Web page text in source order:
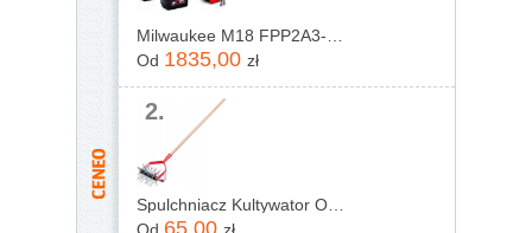
Od 1835,00 zł
2.
65,00